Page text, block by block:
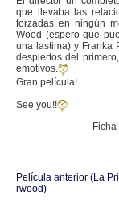
que llevaba las
forzadas en ningún
Wood (espero que
una lastima) y Franka
despiertos del
emotivos.
Gran película!
See you!!
Película anterior (La
rwood)